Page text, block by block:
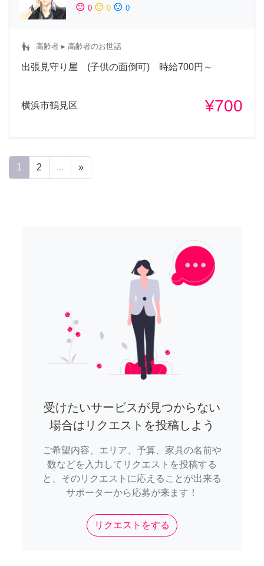
sentiment_satisfied 0 sentiment_neutral 0 sentiment_dissatisfied 0
escalator_warning 高齢者 ▸ 高齢者のお世話
出張見守り屋 (子供の面倒可) 時給700円～
横浜市鶴見区 ¥700
1 2 ... »
受けたいサービスが見つからない
場合はリクエストを投稿しよう
ご希望内容、エリア、予算、家具の名前や
数などを入力してリクエストを投稿する
と、そのリクエストに応えることが出来る
サポーターから応募が来ます！
リクエストをする